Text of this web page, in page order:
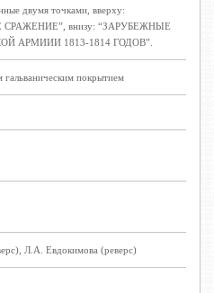
двумя точками, вверху:
внизу: “ЗАРУБЕЖНЫЕ
АРМИИИ 1813-1814 ГОДОВ”.
гальваническим покрытием
Л.А. Евдокимова (реверс)